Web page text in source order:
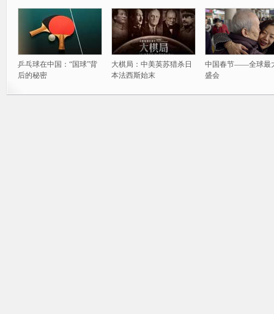
乒乓球在中国：“国球”背
后的秘密
大棋局：中美英苏猎杀日
本法西斯始末
中国春节——全球最
盛会